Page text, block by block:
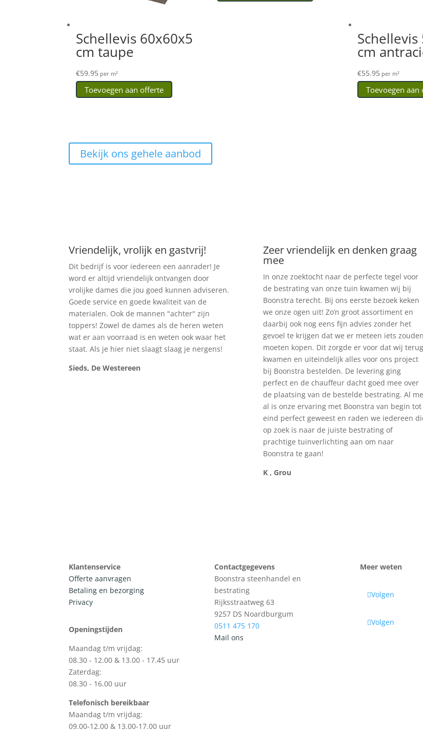
Schellevis 60x60x5
cm taupe
€59.95 per m²
Toevoegen aan offerte
cm
€55.95 per m²
Toevoegen aan
Bekijk ons gehele aanbod
Vriendelijk, vrolijk en gastvrij!
Dit bedrijf is voor iedereen een aanrader! Je
word er altijd vriendelijk ontvangen door
vrolijke dames die jou goed kunnen adviseren.
Goede service en goede kwaliteit van de
materialen. Ook de mannen "achter" zijn
toppers! Zowel de dames als de heren weten
wat er aan voorraad is en weten ook waar het
staat. Als je hier niet slaagt slaag je nergens!
Sieds, De Westereen
Zeer vriendelijk en denken graag
mee
In onze zoektocht naar de perfecte tegel voor
de bestrating van onze tuin kwamen wij bij
Boonstra terecht. Bij ons eerste bezoek keken
we onze ogen uit! Zo’n groot assortiment en
daarbij ook nog eens fijn advies zonder het
gevoel te krijgen dat we er meteen iets zouden
moeten kopen. Dit zorgde er voor dat wij terug
kwamen en uiteindelijk alles voor ons project
bij Boonstra bestelden. De levering ging
perfect en de chauffeur dacht goed mee over
de plaatsing van de bestelde bestrating. Al
al is onze ervaring met Boonstra van begin tot
eind perfect geweest en raden we iedereen
op zoek is naar de juiste bestrating of
prachtige tuinverlichting aan om naar
Boonstra te gaan!
K , Grou
Klantenservice
Offerte aanvragen
Betaling en bezorging
Privacy
Openingstijden
Maandag t/m vrijdag:
08.30 - 12.00 & 13.00 - 17.45 uur
Zaterdag:
08.30 - 16.00 uur
Telefonisch bereikbaar
Maandag t/m vrijdag:
09.00-12.00 & 13.00-17.00 uur
Contactgegevens
Boonstra steenhandel en
bestrating
Rijksstraatweg 63
9257 DS Noardburgum
0511 475 170
Mail ons
Meer weten
Volgen
Volgen